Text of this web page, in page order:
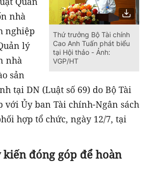
Thứ trưởng Bộ Tài chính
Cao Anh Tuấn phát biểu
tại Hội thảo - Ảnh:
VGP/HT
nhà
nghiệp
lý
nhà
sản
tại DN (Luật số 69) do Bộ Tài
với Ủy ban Tài chính-Ngân sách
hợp tổ chức, ngày 12/7, tại
kiến đóng góp để hoàn